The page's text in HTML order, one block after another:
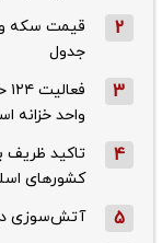
2
جدول
3
واحد خزانه
4
تاکید ظریف
کشورهای
5 آتش‌سوزی